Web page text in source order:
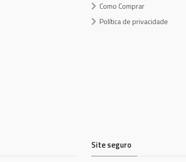
Como Comprar
Política de privacidade
Site seguro